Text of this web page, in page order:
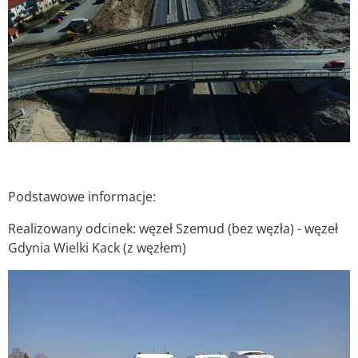
Podstawowe informacje:
Realizowany odcinek: węzeł Szemud (bez węzła) - węzeł
Gdynia Wielki Kack (z węzłem)